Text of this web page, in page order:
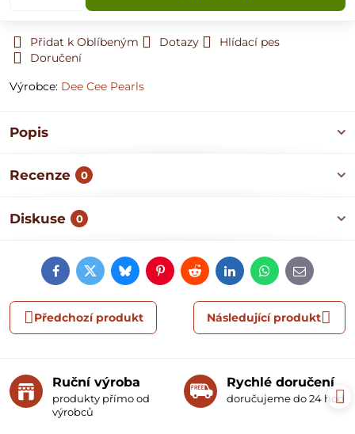
Přidat k Oblíbeným Dotazy
Hlídací pes
Doručení
Výrobce: Dee Cee Pearls
Popis
Recenze 0
Diskuse 0
FacebookTwitterBlueskyPinterestRedditLinkedInWhatsApp
E-
mail
Předchozí produkt Následující produkt
Ruční výroba
produkty přímo od
výrobců
Rychlé doručení
doručujeme do 24 hodin